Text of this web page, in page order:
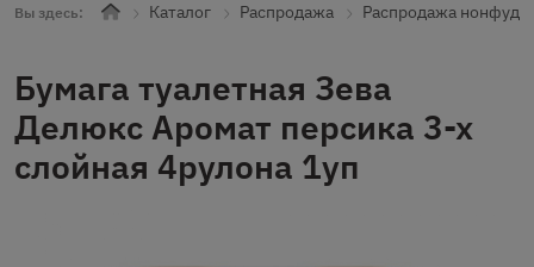
Вы здесь: Каталог Распродажа Распродажа нонфуд
Бумага туалетная Зева
Делюкс Аромат персика 3-х
слойная 4рулона 1уп